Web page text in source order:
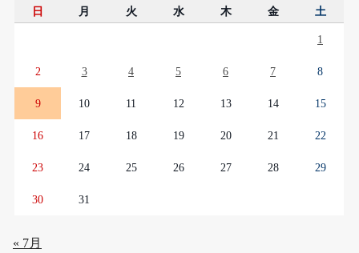
日 月 火 水 木 金 土
1
2 3 4 5 6 7 8
9 10 11 12 13 14 15
16 17 18 19 20 21 22
23 24 25 26 27 28 29
30 31
« 7月